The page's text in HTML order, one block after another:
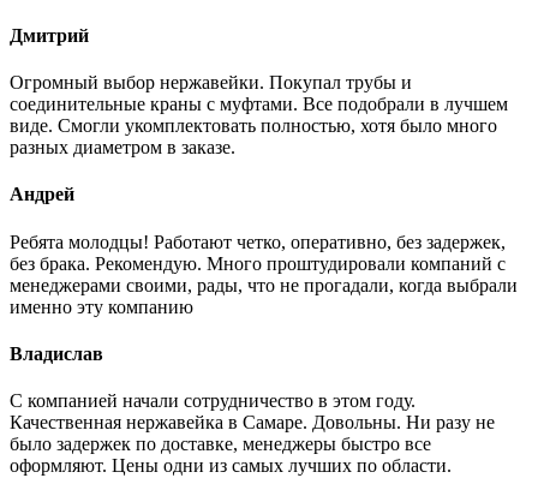
Дмитрий
Огромный выбор нержавейки. Покупал трубы и
соединительные краны с муфтами. Все подобрали в лучшем
виде. Смогли укомплектовать полностью, хотя было много
разных диаметром в заказе.
Андрей
Ребята молодцы! Работают четко, оперативно, без задержек,
без брака. Рекомендую. Много проштудировали компаний с
менеджерами своими, рады, что не прогадали, когда выбрали
именно эту компанию
Владислав
С компанией начали сотрудничество в этом году.
Качественная нержавейка в Самаре. Довольны. Ни разу не
было задержек по доставке, менеджеры быстро все
оформляют. Цены одни из самых лучших по области.